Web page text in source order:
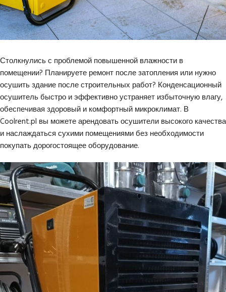
Столкнулись с проблемой повышенной влажности в
помещении? Планируете ремонт после затопления или нужно
осушить здание после строительных работ? Конденсационный
осушитель быстро и эффективно устраняет избыточную влагу,
обеспечивая здоровый и комфортный микроклимат. В
Coolrent.pl вы можете арендовать осушители высокого качества
и наслаждаться сухими помещениями без необходимости
покупать дорогостоящее оборудование.